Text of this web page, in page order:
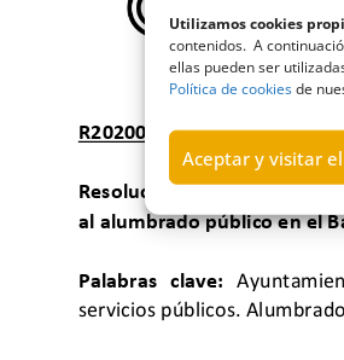
Utilizamos cookies
contenidos. A
ellas pueden ser
Política de cookiesde
Aceptar y visitar